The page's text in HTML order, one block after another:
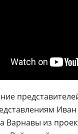
Варнавы из